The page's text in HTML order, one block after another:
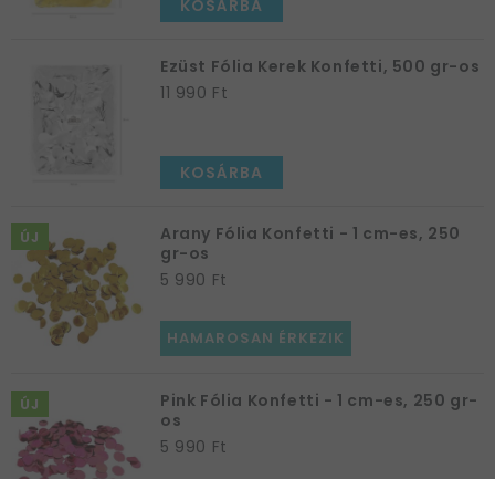
Tegyük velük szebbé az asztalt, a söntést vagy az
Mutatjuk is, milyen típusok vannak!
Számos konfetti
Szívecskés
Szilveszteri
És oly sok másik
Szóval, ma már az én szívemben is szép helyet foglal el
a papír konfetti. Sőt, a telefonomon sokszor a
confettiemoji is előkerül. :)
KOSÁRBA
Ezüst Fólia Kerek Konfetti, 500 gr-os
11 990 Ft
KOSÁRBA
ÚJ
Arany Fólia Konfetti - 1 cm-es, 250
gr-os
5 990 Ft
HAMAROSAN ÉRKEZIK
ÚJ
Pink Fólia Konfetti - 1 cm-es, 250 gr-
os
5 990 Ft